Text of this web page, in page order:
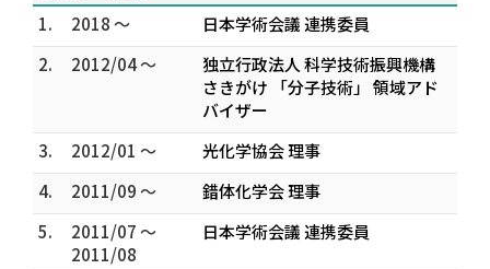
1.
2018 ～
日本学術会議 連携委員
2.
2012/04 ～
独立行政法人 科学技術振興機構
さきがけ 「分子技術」 領域アド
バイザー
3.
2012/01 ～
光化学協会 理事
4.
2011/09 ～
錯体化学会 理事
5.
2011/07 ～
2011/08
日本学術会議 連携委員